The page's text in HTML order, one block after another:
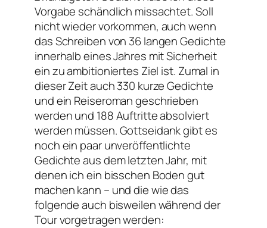
Vorgabe schändlich missachtet. Soll
nicht wieder vorkommen, auch wenn
das Schreiben von 36 langen Gedichte
innerhalb eines Jahres mit Sicherheit
ein zu ambitioniertes Ziel ist. Zumal in
dieser Zeit auch 330 kurze Gedichte
und ein Reiseroman geschrieben
werden und 188 Auftritte absolviert
werden müssen. Gottseidank gibt es
noch ein paar unveröffentlichte
Gedichte aus dem letzten Jahr, mit
denen ich ein bisschen Boden gut
machen kann – und die wie das
folgende auch bisweilen während der
Tour vorgetragen werden: